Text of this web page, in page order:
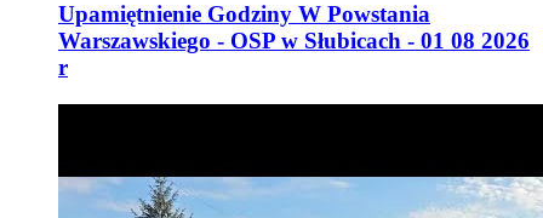
Upamiętnienie Godziny W Powstania
Warszawskiego - OSP w Słubicach - 01 08 2026
r